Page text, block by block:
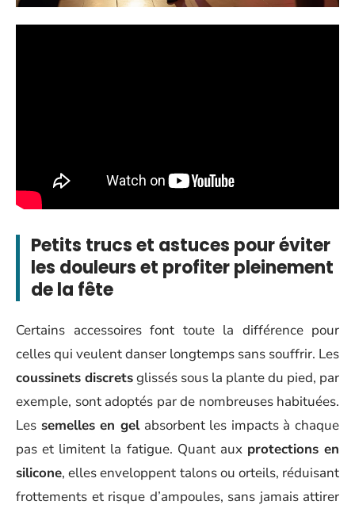
Petits trucs et astuces pour éviter
les douleurs et profiter pleinement
de la fête
Certains accessoires font toute la différence pour
celles qui veulent danser longtemps sans souffrir. Les
coussinets discretsglissés sous la plante du pied, par
exemple, sont adoptés par de nombreuses habituées.
Les semelles en gelabsorbent les impacts à chaque
pas et limitent la fatigue. Quant aux protections en
silicone, elles enveloppent talons ou orteils, réduisant
frottements et risque d’ampoules, sans jamais attirer